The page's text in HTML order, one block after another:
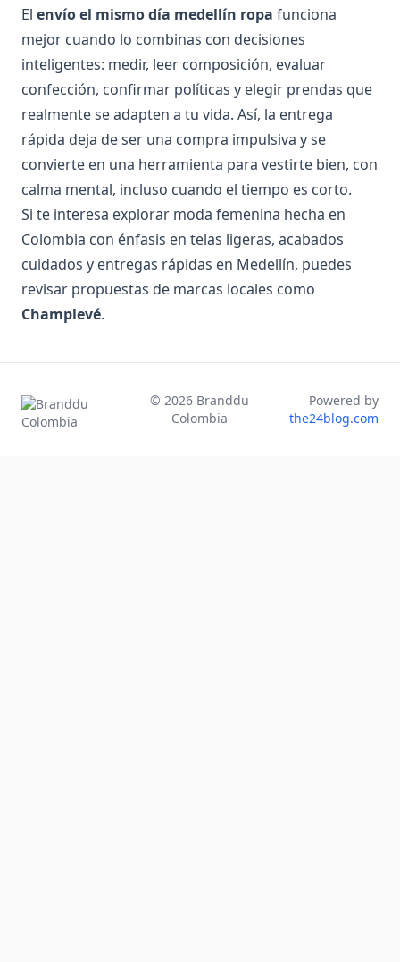
El envío el mismo día medellín ropa funciona
mejor cuando lo combinas con decisiones
inteligentes: medir, leer composición, evaluar
confección, confirmar políticas y elegir prendas que
realmente se adapten a tu vida. Así, la entrega
rápida deja de ser una compra impulsiva y se
convierte en una herramienta para vestirte bien, con
calma mental, incluso cuando el tiempo es corto.
Si te interesa explorar moda femenina hecha en
Colombia con énfasis en telas ligeras, acabados
cuidados y entregas rápidas en Medellín, puedes
revisar propuestas de marcas locales como
Champlevé.
© 2026 Branddu
Colombia
Powered by
the24blog.com